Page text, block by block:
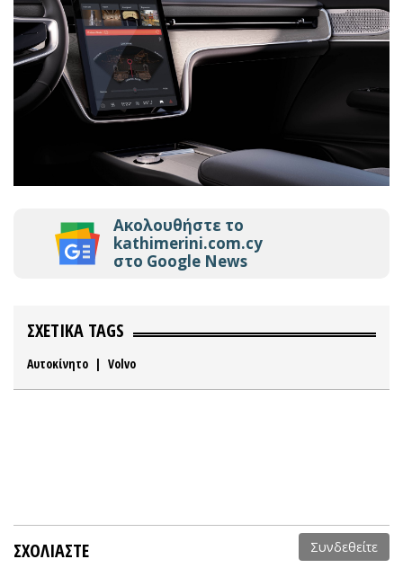
Ακολουθήστε το
kathimerini.com.cy
στο Google News
ΣΧΕΤΙΚΑ TAGS
Αυτοκίνητο | Volvo
ΣΧΟΛΙΑΣΤΕ Συνδεθείτε